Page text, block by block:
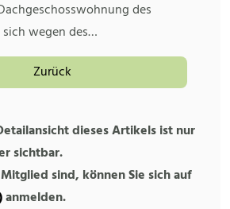
des
wegen des…
Zurück
dieses Artikels ist nur
sichtbar.
sind, können Sie sich auf
anmelden.